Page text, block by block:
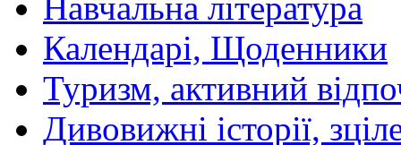
Календарі, Щоденники
Туризм, активний
Дивовижні історії,